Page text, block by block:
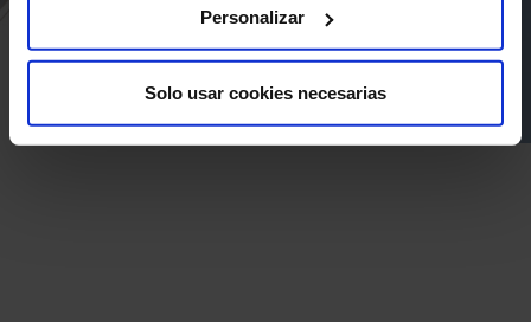
Personalizar
Solo usar cookies necesarias